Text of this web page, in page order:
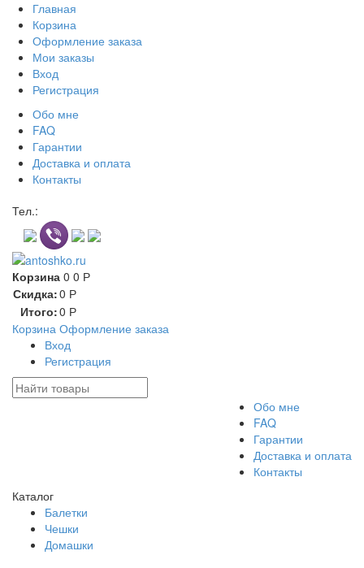
Главная
Корзина
Оформление заказа
Мои заказы
Вход
Регистрация
Обо мне
FAQ
Гарантии
Доставка и оплата
Контакты
Тел.:
Корзина 0 0 Р
Скидка:0 Р
Итого:0 Р
Корзина Оформление заказа
Вход
Регистрация
Обо мне
FAQ
Гарантии
Доставка и оплата
Контакты
Каталог
Балетки
Чешки
Домашки